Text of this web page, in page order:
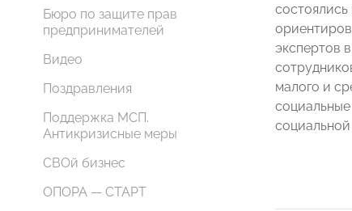
Бюро по защите прав
предпринимателей
Видео
Поздравления
Поддержка МСП.
Антикризисные меры
СВОй бизнес
ОПОРА — СТАРТ
состоялись
экспертов
малого и